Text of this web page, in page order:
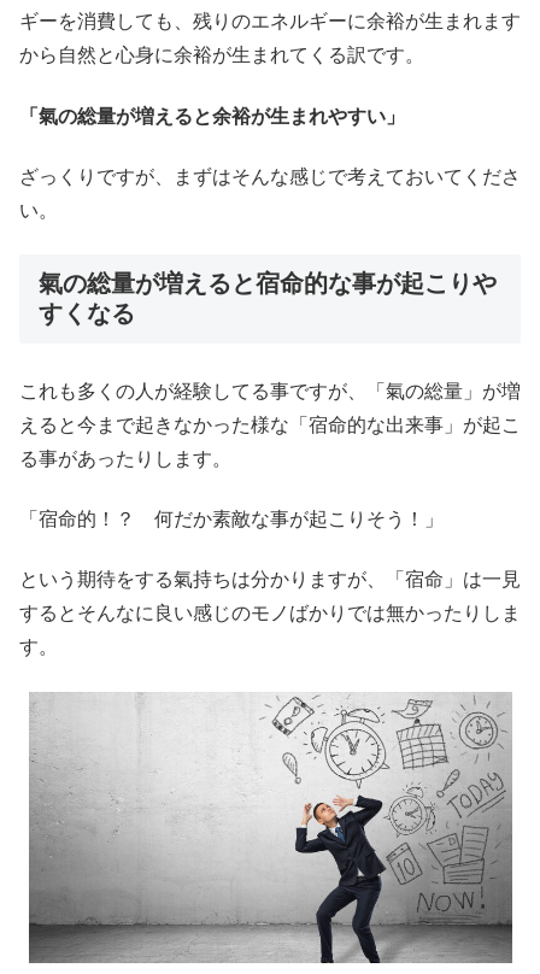
ギーを消費しても、残りのエネルギーに余裕が生まれます
から自然と心身に余裕が生まれてくる訳です。
「氣の総量が増えると余裕が生まれやすい」
ざっくりですが、まずはそんな感じで考えておいてくださ
い。
氣の総量が増えると宿命的な事が起こりや
すくなる
これも多くの人が経験してる事ですが、「氣の総量」が増
えると今まで起きなかった様な「宿命的な出来事」が起こ
る事があったりします。
「宿命的！？ 何だか素敵な事が起こりそう！」
という期待をする氣持ちは分かりますが、「宿命」は一見
するとそんなに良い感じのモノばかりでは無かったりしま
す。